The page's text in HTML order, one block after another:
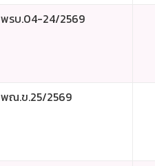
พรบ.04-24/2569
พณ.ข.25/2569